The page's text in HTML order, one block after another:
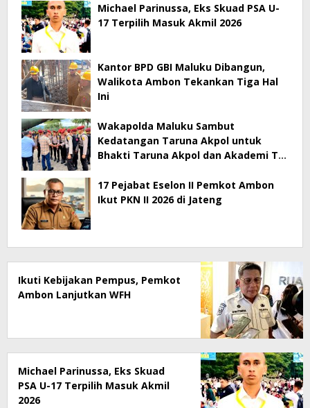
Michael Parinussa, Eks Skuad PSA U-
17 Terpilih Masuk Akmil 2026
Kantor BPD GBI Maluku Dibangun,
Walikota Ambon Tekankan Tiga Hal
Ini
Wakapolda Maluku Sambut
Kedatangan Taruna Akpol untuk
Bhakti Taruna Akpol dan Akademi TNI
17 Pejabat Eselon II Pemkot Ambon
Ikut PKN II 2026 di Jateng
Ikuti Kebijakan Pempus, Pemkot
Ambon Lanjutkan WFH
Michael Parinussa, Eks Skuad
PSA U-17 Terpilih Masuk Akmil
2026